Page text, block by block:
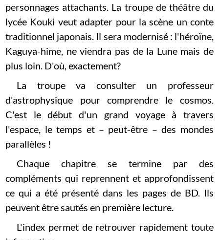
personnages attachants. La troupe de théâtre du
lycée Kouki veut adapter pour la scène un conte
traditionnel japonais. Il sera modernisé : l'héroïne,
Kaguya-hime, ne viendra pas de la Lune mais de
plus loin. D'où, exactement?
La troupe va consulter un professeur
d'astrophysique pour comprendre le cosmos.
C'est le début d'un grand voyage à travers
l'espace, le temps et – peut-être – des mondes
parallèles !
Chaque chapitre se termine par des
compléments qui reprennent et approfondissent
ce qui a été présenté dans les pages de BD. Ils
peuvent être sautés en première lecture.
L'index permet de retrouver rapidement toute